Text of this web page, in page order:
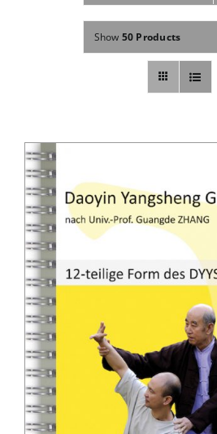
Fachbücher
Poster, Karten, Medien
Abo
Show 50 Products